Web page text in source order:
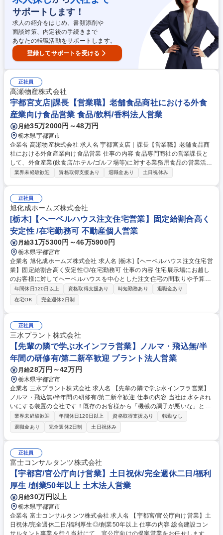
に挑むダイナミックな仕事です。 募集職種 【宇都宮/法人営業】車載ECU
提案/既存深耕中心/次期リーダー候補募集！
サポートします！
求人の紹介をはじめ、書類添削や
面談対策、内定後の手続きまで
あなたの転職活動をサポートします。
登録してサポートを受ける
正社員
高瀬物産株式会社
宇都宮支店|課長【営業職】老舗食品商社における外食
産業向け食品営業 食品/飲料/香料法人営業
月給35万2000円～48万円
栃木県宇都宮市
企業名 高瀬物産株式会社 求人名 宇都宮支店｜課長【営業職】老舗食品商
社における外食産業向け食品営業 仕事の内容 食品専門商社の営業課長と
して、外食産業(飲食店/ホテル/ゴルフ場等)に対する業務用食品の営業活動
に加え、マネジメント業務をお任せします。 【具体的に】■チームマネジ
ル/ゴルフ場等)への食品提案営業(主要顧客との関係を強化し商談や課題解
決をリード) ■販売企画部門が立案したキャンペーンや販売コンセプトに基
づき、最適な商品を提案 ■顧客フォローアップ(定期訪問/関係構築:納品後
の状況確認や新たなニーズのヒアリングのため定期的に顧客訪問し関係を
強化) ■顧客が抱える課題解決支援 募集職種 宇都宮支店｜課長【営業職】
老舗食品商社における外食産業向け食品営業
業界未経験歓迎 資格取得支援あり 退職金あり 土日祝休み
正社員
旭化成ホームズ株式会社
[栃木]【ヘーベルハウス注文住宅営業】固定給割合高く
安定性 /在宅勤務可 不動産個人営業
月給31万5300円～46万5900円
栃木県宇都宮市
企業名 旭化成ホームズ株式会社 求人名 [栃木]【ヘーベルハウス注文住宅営
業】固定給割合高く安定性◎/在宅勤務可 仕事の内容 住宅展示場にお越し
のお客様に対してヘーベルハウスを中心とした注文住宅の間取りや予算の
ヒアリングから、設計担当と協働し、設計プランや資金計画のご提案・引
き渡し等お客様に寄り添い一貫してご担当頂きます。 【年収の上り幅につ
いて】評価制度が整っており、成果・結果次第では2年目以降で年収1500
万以上も目指せます。 【安心のチーム制】アポイントが重複した際には、
チーム員が代わりにお客様との打ち合わせに出たり、日頃から物件の情報
共有をして「協力体制」を構築。営業個人の成績も求められますが、それ
以上に営業チームとしての目標達成に向けてチーム一丸となって受注活動
を実施しています。 募集職種 [栃木]【ヘーベルハウス注文住宅営業】固定
給割合高く安定性◎/在宅勤務可
年間休日120日以上 資格取得支援あり 時短勤務あり
退職金あり
在宅OK
完全週休2日制
正社員
三水プラント株式会社
【先輩の隣で学ぶ水インフラ営業】ノルマ・飛込無/半
年間の研修有/第二新卒歓迎 プラント法人営業
月給28万円～42万円
栃木県宇都宮市
企業名 三水プラント株式会社 求人名 【先輩の隣で学ぶ水インフラ営業】
ノルマ・飛込無/半年間の研修有/第二新卒歓迎 仕事の内容 当社は水をきれ
いにする装置の会社です！既存のお客様から「機械の調子が悪いな」とお
困りごとを聞き、解決策をご案内する仕事。現場作業や難しい専門技術が
必要な業務は、１００％別の技術部門が担当します！ ★個人ノルマはな
く、みんなで目標を追いかける温かいチームです。★まずは先輩の隣で仕
事を見ることからスタート！約半年かけてじっくり育てます。《詳細》■
お客様訪問：定期的にお客様（自治体や関東圏内の企業）を訪ね「お困り
ごとはないですか？」と伺います。 ■相談・見積：先輩や技術スタッフと
一緒に、解決するためのプランを作ります。 ■引き継ぎ：契約が決まった
ら、実際の工事は別の専門チームにバトンタッチ！ 募集職種 【先輩の隣
で学ぶ水インフラ営業】ノルマ・飛込無/半年間の研修有/第二新卒歓迎
業界未経験歓迎 年間休日120日以上 資格取得支援あり
転勤なし
退職金あり
完全週休2日制 土日祝休み
正社員
富士コンサルタンツ株式会社
【宇都宮/官公庁向け営業】土日祝休/完全週休二日/福利
厚生 /創業50年以上 土木法人営業
月給30万円以上
栃木県宇都宮市
企業名 富士コンサルタンツ株式会社 求人名 【宇都宮/官公庁向け営業】土
日祝休/完全週休二日/福利厚生◎/創業50年以上 仕事の内容 総合建設コン
サルタント事業を行う当社にて、官公庁向けの提案営業をお任せします。